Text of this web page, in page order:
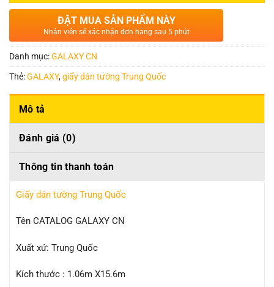
ĐẶT MUA SẢN PHẨM NÀY
Nhân viên sẽ xác nhận đơn hàng sau 5 phút
Danh mục:GALAXY CN
Thẻ:GALAXY,giấy dán tường Trung Quốc
Mô tả
Đánh giá (0)
Thông tin thanh toán
Giấy dán tường Trung Quốc
Tên CATALOG GALAXY CN
Xuất xứ: Trung Quốc
Kích thước : 1.06m X15.6m